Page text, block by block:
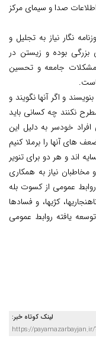
صدا و سیمای مرکز
نگار نیاز به تجلیل و
بزرگی بوده و زیستن در
جامعه و تحسین
و اگر آنها نگویند و
نکنند چه کسانی باید
خودسر به دلیل این
های آنها را برملا کنیم
اند و هر دو برای تنویر
نیاز به همکاری
عمومی از کسوت بله
کژیها، و فسادها
یافته روابط عمومی
لینک کوتاه خبر:
https://payamazarbayjan.ir/